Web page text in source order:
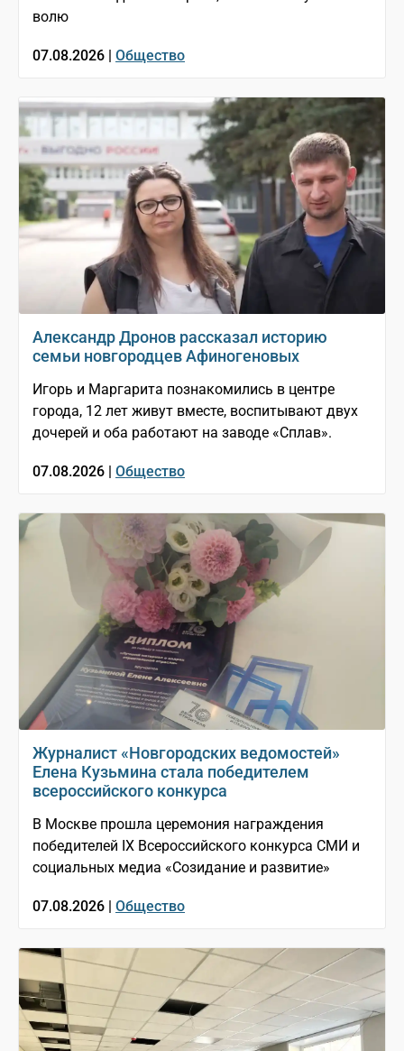
волю
07.08.2026 | Общество
Александр Дронов рассказал историю
семьи новгородцев Афиногеновых
Игорь и Маргарита познакомились в центре
города, 12 лет живут вместе, воспитывают двух
дочерей и оба работают на заводе «Сплав».
07.08.2026 | Общество
Журналист «Новгородских ведомостей»
Елена Кузьмина стала победителем
всероссийского конкурса
В Москве прошла церемония награждения
победителей IX Всероссийского конкурса СМИ и
социальных медиа «Созидание и развитие»
07.08.2026 | Общество